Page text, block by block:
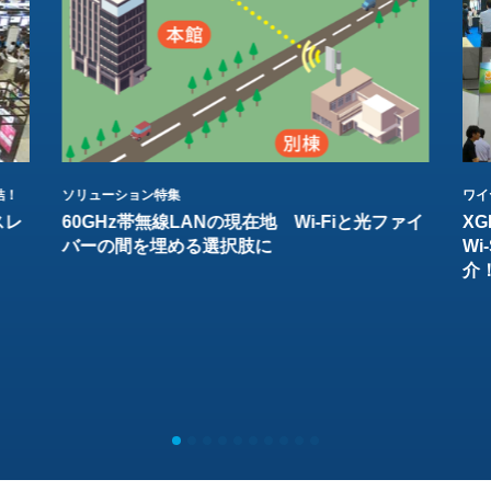
レ
ソリューション特集
60GHz帯無線LANの現在地 Wi-Fiと光ファイ
バーの間を埋める選択肢に
ワ
介